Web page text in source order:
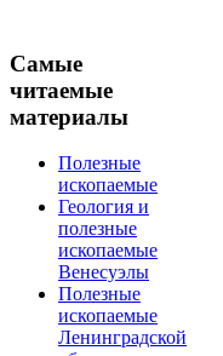
Самые
читаемые
материалы
Полезные
ископаемые
Геология и
полезные
ископаемые
Венесуэлы
Полезные
ископаемые
Ленинградской